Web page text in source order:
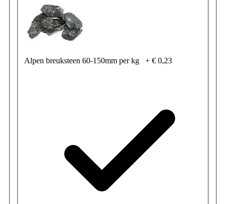
Alpen breuksteen 60-150mm per kg + € 0,23